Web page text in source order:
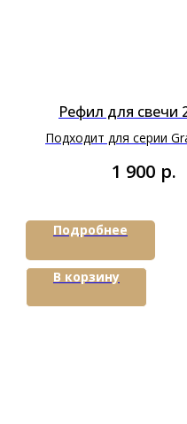
Рефил для свечи
Подходит для серии
1 900 р.
Подробнее
В корзину